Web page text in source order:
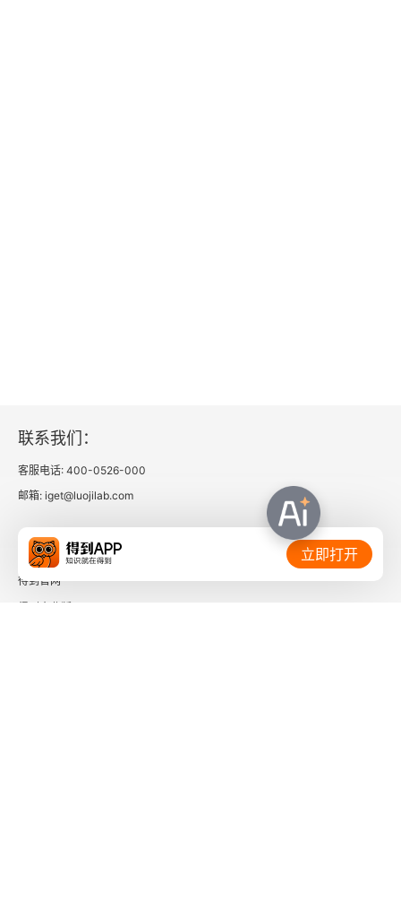
联系我们：
客服电话: 400-0526-000
邮箱: iget@luojilab.com
相关链接：
得到官网
立即打开